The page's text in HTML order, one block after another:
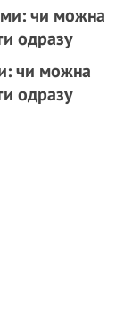
чи можна
одразу